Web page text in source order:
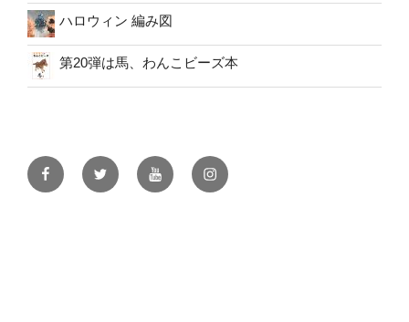
ハロウィン 編み図
第20弾は馬、わんこビーズ本
facebooktwitter youtube instagram